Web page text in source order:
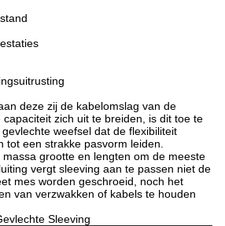
deze zij de kabelomslag van de
zich uit te breiden, is dit toe te
weefsel dat de flexibiliteit
tot een strakke pasvorm leiden.
grootte en lengten om de meeste
vergt sleeving aan te passen niet de
mes worden geschroeid, noch het
van verzwakken of kabels te houden
Sleeving